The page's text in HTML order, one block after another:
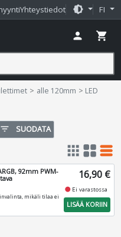
Yhteystiedot brightness_medium FI
person shopping_cart
alle 120mm LED
filter_list SUODATA
apps grid_view table_rows
92mm PWM-
mikäli tilaa ei
16,90 €
fiber_manual_record Ei varastossa
LISÄÄ KORIIN